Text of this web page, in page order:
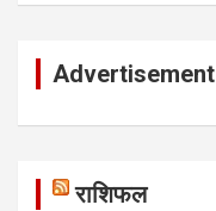
Advertisement
राशिफल